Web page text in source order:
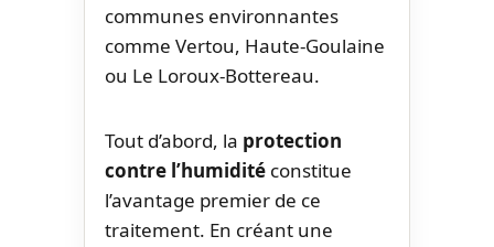
communes environnantes
comme Vertou, Haute-Goulaine
ou Le Loroux-Bottereau.
Tout d’abord, la protection
contre l’humidité constitue
l’avantage premier de ce
traitement. En créant une